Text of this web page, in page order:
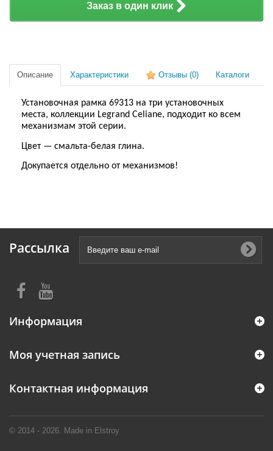
Заказ в один клик
Описание Характеристики Отзывы (0) Каталоги
Установочная рамка 69313 на три установочных
места, коллекции Legrand Celiane, подходит ко всем
механизмам этой серии.
Цвет — смальта-белая глина.
Докупается отдельно от механизмов!
Рассылка
Информация
© 2014 - 2026. Made in Elstroy
Моя учетная запись
Контактная информация